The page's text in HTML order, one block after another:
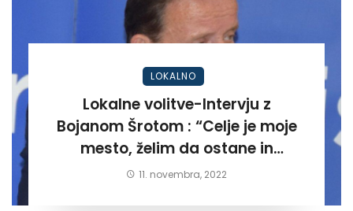
LOKALNO
Lokalne volitve-Intervju z
Bojanom Šrotom : “Celje je moje
mesto, želim da ostane in
postane kraj kjer bodo ljudje
11. novembra, 2022